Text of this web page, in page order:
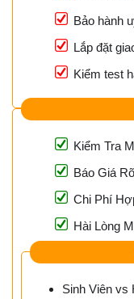
Bảo hành
Lắp đặt
Kiểm test
Kiểm Tra
Báo Giá
Chi Phí
Hài Lòng
Sinh Viên vs